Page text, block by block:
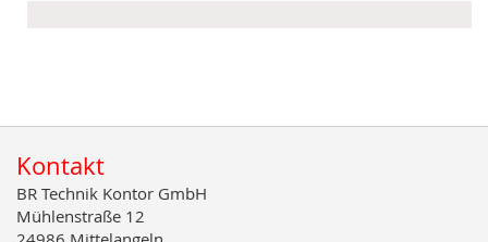
Kontakt
BR Technik Kontor GmbH
Mühlenstraße 12